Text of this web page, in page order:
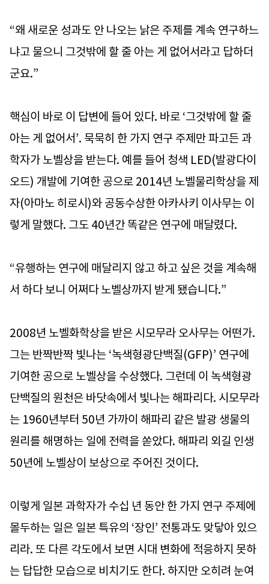
“왜 새로운 성과도 안 나오는 낡은 주제를 계속 연구하느
냐고 물으니 그것밖에 할 줄 아는 게 없어서라고 답하더
군요.”
핵심이 바로 이 답변에 들어 있다. 바로 ‘그것밖에 할 줄
아는 게 없어서’. 묵묵히 한 가지 연구 주제만 파고든 과
학자가 노벨상을 받는다. 예를 들어 청색 LED(발광다이
오드) 개발에 기여한 공으로 2014년 노벨물리학상을 제
자(아마노 히로시)와 공동수상한 아카사키 이사무는 이
렇게 말했다. 그도 40년간 똑같은 연구에 매달렸다.
“유행하는 연구에 매달리지 않고 하고 싶은 것을 계속해
서 하다 보니 어쩌다 노벨상까지 받게 됐습니다.”
2008년 노벨화학상을 받은 시모무라 오사무는 어떤가.
그는 반짝반짝 빛나는 ‘녹색형광단백질(GFP)’ 연구에
기여한 공으로 노벨상을 수상했다. 그런데 이 녹색형광
단백질의 원천은 바닷속에서 빛나는 해파리다. 시모무라
는 1960년부터 50년 가까이 해파리 같은 발광 생물의
원리를 해명하는 일에 전력을 쏟았다. 해파리 외길 인생
50년에 노벨상이 보상으로 주어진 것이다.
이렇게 일본 과학자가 수십 년 동안 한 가지 연구 주제에
몰두하는 일은 일본 특유의 ‘장인’ 전통과도 맞닿아 있으
리라. 또 다른 각도에서 보면 시대 변화에 적응하지 못하
는 답답한 모습으로 비치기도 한다. 하지만 오히려 눈여